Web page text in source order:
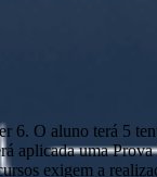
6. O aluno terá 5
aplicada uma
exigem a